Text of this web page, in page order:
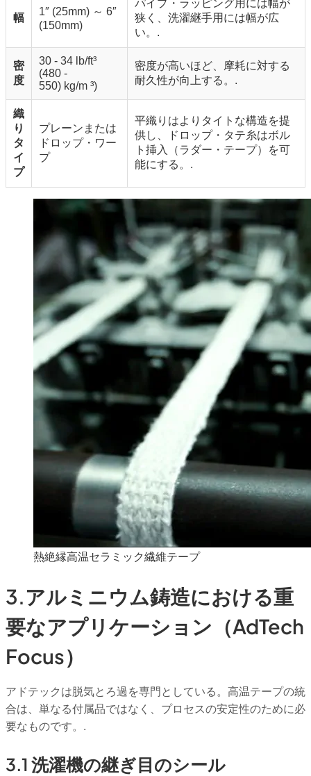
幅
1″ (25mm) ～ 6″
(150mm)
パイプ・ラッピング用には幅が
狭く、洗濯継手用には幅が広
い。.
密
度
30 - 34 lb/ft³
(480 -
550) kg/m ³)
密度が高いほど、摩耗に対する
耐久性が向上する。.
織
り
タ
イ
プ
プレーンまたは
ドロップ・ワー
プ
平織りはよりタイトな構造を提
供し、ドロップ・タテ糸はボル
ト挿入（ラダー・テープ）を可
能にする。.
熱絶縁高温セラミック繊維テープ
3.アルミニウム鋳造における重
要なアプリケーション（AdTech
Focus）
アドテックは脱気とろ過を専門としている。高温テープの統
合は、単なる付属品ではなく、プロセスの安定性のために必
要なものです。.
3.1 洗濯機の継ぎ目のシール